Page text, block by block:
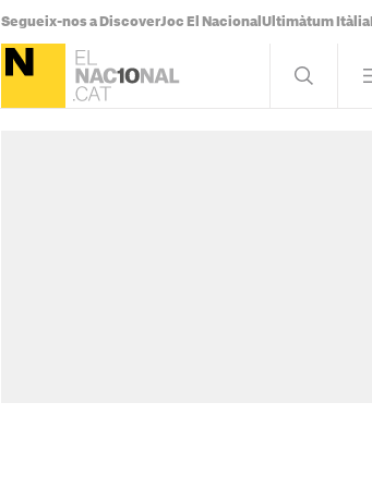
Segueix-nos a DiscoverJoc El Nacional Ultimàtum Itàlia